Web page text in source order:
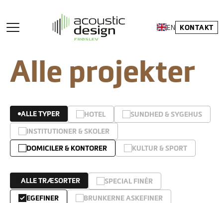
EN KONTAKT
Alle projekter
ALLE TYPER HOTEL
SUNDHED & SYGEHUS
INSTITUTIONER & SKOLER
DOMICILER & KONTORER
KULTUR & SPORT
ALLE TRÆSORTER
SPECIAL FINÉR
EGEFINER
BRUNKERNE ASKEFINER